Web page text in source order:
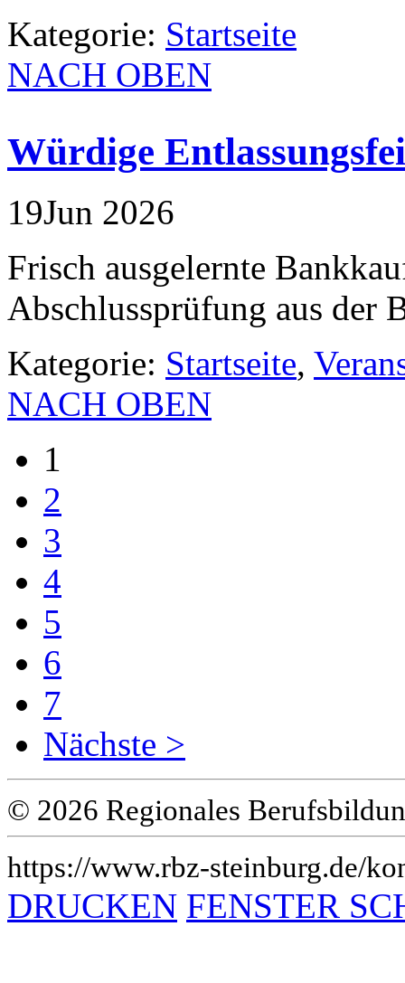
Kategorie: Startseite
NACH OBEN
Würdige
19Jun 2026
Frisch ausgelernte
Abschlussprüfung aus der
Kategorie: Startseite,
NACH OBEN
1
2
3
4
5
6
7
Nächste >
© 2026 Regionales
https://www.rbz-steinburg.de/
DRUCKEN FENSTER